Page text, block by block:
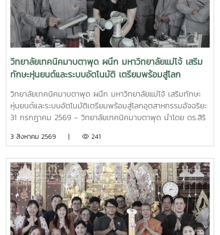
วิทยาลัยเทคนิคมาบตาพุด ผนึก มหาวิทยาลัยแม่โจ้ เสริม
ทักษะหุ่นยนต์และระบบอัตโนมัติ เตรียมพร้อมสู่โลก
อุตสาหกรรมอัจฉริยะ
วิทยาลัยเทคนิคมาบตาพุด ผนึก มหาวิทยาลัยแม่โจ้ เสริมทักษะ
หุ่นยนต์และระบบอัตโนมัติเตรียมพร้อมสู่โลกอุตสาหกรรมอัจฉริยะ
31 กรกฎาคม 2569 - วิทยาลัยเทคนิคมาบตาพุด นำโดย ดร.สิริ
ประธานในพิธีเปิด โครงการอบรมเชิงปฏิบัติการควบคุมแขนกล
ครู และนักศึกษา แผนกวิชาเทคนิคการผลิต เข้าร่วมการอบรม
อย่างพร้อมเพรียง การอบรมครั้งนี้ได้รับเกียรติจาก ผู้ช่วย
ศาสตราจารย์ ดร.กนกวรรณ กรรเชียง และรองศาสตราจารย์
ดร.ชูพงษ์ ภาคภูมิ วิทยากรผู้ทรงคุณวุฒิจาก คณะวิทยาศาสตร์
มหาวิทยาลัยแม่โจ้ มาให้ความรู้ทั้งภาคทฤษฎีและภาคปฏิบัติเกี่ยว
กับการควบคุมแขนกลหุ่นยนต์ การประยุกต์ใช้งานในภาค
3 สิงหาคม 2569 | 241